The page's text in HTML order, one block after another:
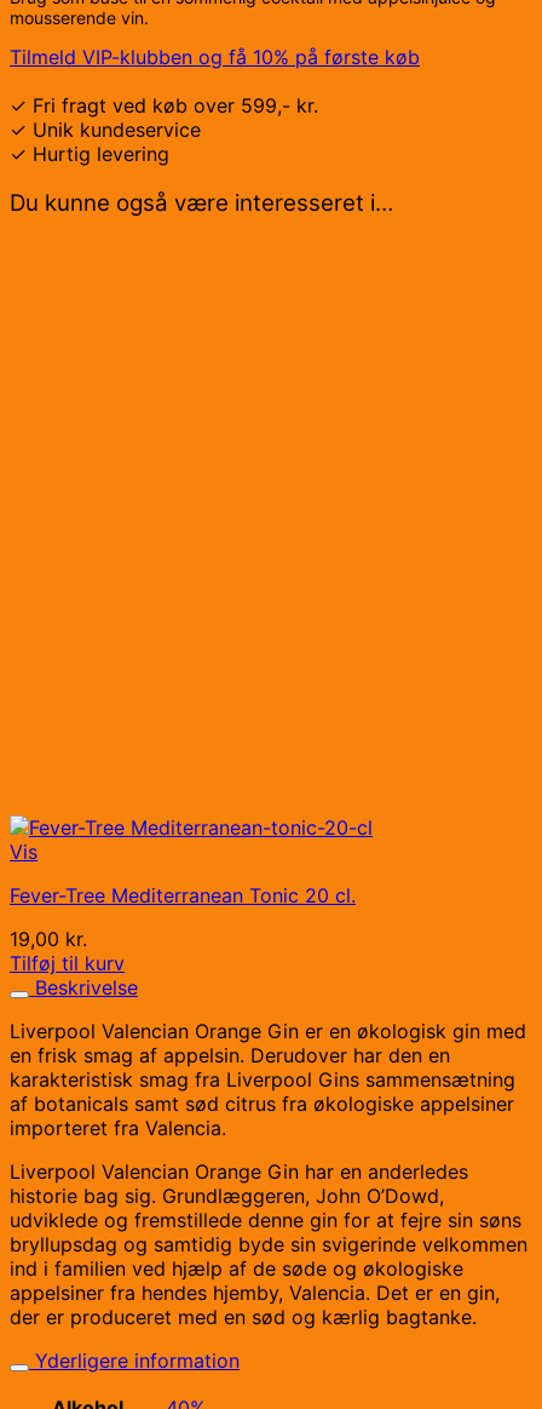
mousserende vin.
Tilmeld VIP-klubben og få 10% på første køb
✓ Fri fragt ved køb over 599,- kr.
✓ Unik kundeservice
✓ Hurtig levering
Du kunne også være interesseret i…
Vis
Fever-Tree Mediterranean Tonic 20 cl.
19,00 kr.
Tilføj til kurv
Beskrivelse
Liverpool Valencian Orange Gin er en økologisk gin med
en frisk smag af appelsin. Derudover har den en
karakteristisk smag fra Liverpool Gins sammensætning
af botanicals samt sød citrus fra økologiske appelsiner
importeret fra Valencia.
Liverpool Valencian Orange Gin har en anderledes
historie bag sig. Grundlæggeren, John O’Dowd,
udviklede og fremstillede denne gin for at fejre sin søns
bryllupsdag og samtidig byde sin svigerinde velkommen
ind i familien ved hjælp af de søde og økologiske
appelsiner fra hendes hjemby, Valencia. Det er en gin,
der er produceret med en sød og kærlig bagtanke.
Yderligere information